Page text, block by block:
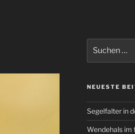
nach:
NEUESTE
Segelfalter in
Wendehals im